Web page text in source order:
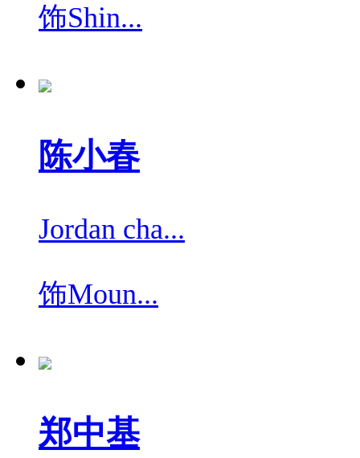
饰Shin...
陈小春
Jordan cha...
饰Moun...
郑中基